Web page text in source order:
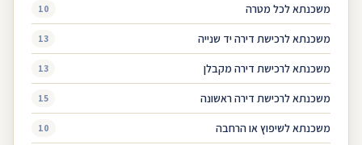
משכנתא לכל מטרה 10
משכנתא לרכישת דירה יד שנייה 13
משכנתא לרכישת דירה מקבלן 13
משכנתא לרכישת דירה ראשונה 15
משכנתא לשיפוץ או הרחבה 10